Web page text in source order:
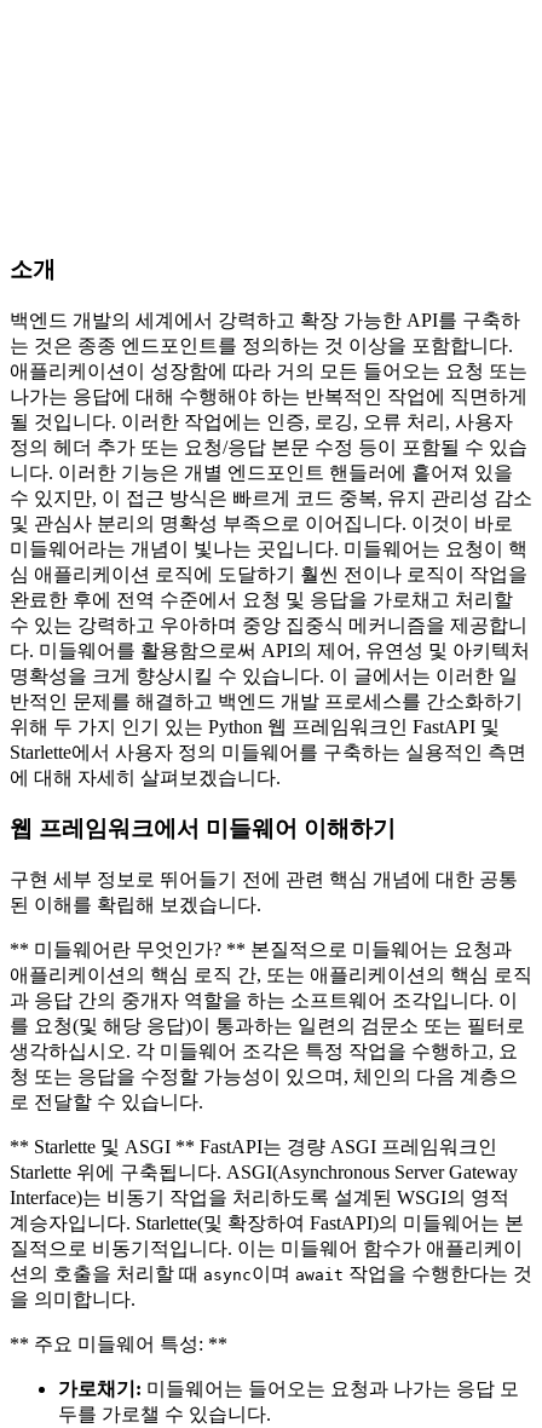
소개
백엔드 개발의 세계에서 강력하고 확장 가능한 API를 구축하
는 것은 종종 엔드포인트를 정의하는 것 이상을 포함합니다.
애플리케이션이 성장함에 따라 거의 모든 들어오는 요청 또는
나가는 응답에 대해 수행해야 하는 반복적인 작업에 직면하게
될 것입니다. 이러한 작업에는 인증, 로깅, 오류 처리, 사용자
정의 헤더 추가 또는 요청/응답 본문 수정 등이 포함될 수 있습
니다. 이러한 기능은 개별 엔드포인트 핸들러에 흩어져 있을
수 있지만, 이 접근 방식은 빠르게 코드 중복, 유지 관리성 감소
및 관심사 분리의 명확성 부족으로 이어집니다. 이것이 바로
미들웨어라는 개념이 빛나는 곳입니다. 미들웨어는 요청이 핵
심 애플리케이션 로직에 도달하기 훨씬 전이나 로직이 작업을
완료한 후에 전역 수준에서 요청 및 응답을 가로채고 처리할
수 있는 강력하고 우아하며 중앙 집중식 메커니즘을 제공합니
다. 미들웨어를 활용함으로써 API의 제어, 유연성 및 아키텍처
명확성을 크게 향상시킬 수 있습니다. 이 글에서는 이러한 일
반적인 문제를 해결하고 백엔드 개발 프로세스를 간소화하기
위해 두 가지 인기 있는 Python 웹 프레임워크인 FastAPI 및
Starlette에서 사용자 정의 미들웨어를 구축하는 실용적인 측면
에 대해 자세히 살펴보겠습니다.
웹 프레임워크에서 미들웨어 이해하기
구현 세부 정보로 뛰어들기 전에 관련 핵심 개념에 대한 공통
된 이해를 확립해 보겠습니다.
** 미들웨어란 무엇인가? ** 본질적으로 미들웨어는 요청과
애플리케이션의 핵심 로직 간, 또는 애플리케이션의 핵심 로직
과 응답 간의 중개자 역할을 하는 소프트웨어 조각입니다. 이
를 요청(및 해당 응답)이 통과하는 일련의 검문소 또는 필터로
생각하십시오. 각 미들웨어 조각은 특정 작업을 수행하고, 요
청 또는 응답을 수정할 가능성이 있으며, 체인의 다음 계층으
로 전달할 수 있습니다.
** Starlette 및 ASGI ** FastAPI는 경량 ASGI 프레임워크인
Starlette 위에 구축됩니다. ASGI(Asynchronous Server Gateway
Interface)는 비동기 작업을 처리하도록 설계된 WSGI의 영적
계승자입니다. Starlette(및 확장하여 FastAPI)의 미들웨어는 본
질적으로 비동기적입니다. 이는 미들웨어 함수가 애플리케이
션의 호출을 처리할 때 async이며 await 작업을 수행한다는 것
을 의미합니다.
** 주요 미들웨어 특성: **
가로채기: 미들웨어는 들어오는 요청과 나가는 응답 모
두를 가로챌 수 있습니다.